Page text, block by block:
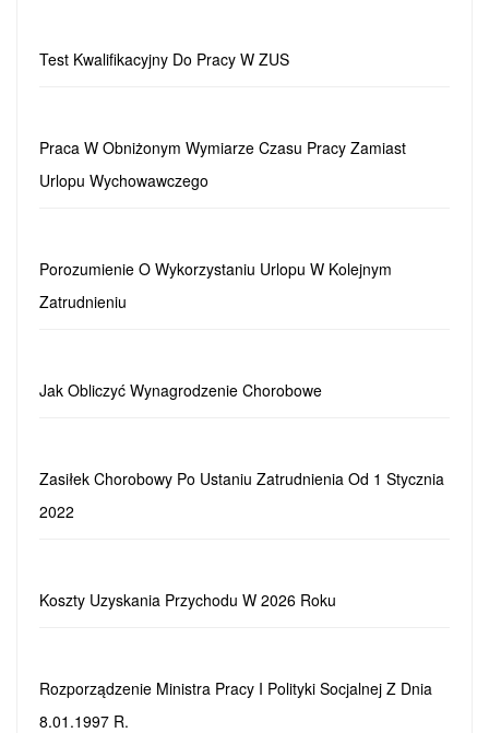
Test Kwalifikacyjny Do Pracy W ZUS
Praca W Obniżonym Wymiarze Czasu Pracy Zamiast
Urlopu Wychowawczego
Porozumienie O Wykorzystaniu Urlopu W Kolejnym
Zatrudnieniu
Jak Obliczyć Wynagrodzenie Chorobowe
Zasiłek Chorobowy Po Ustaniu Zatrudnienia Od 1 Stycznia
2022
Koszty Uzyskania Przychodu W 2026 Roku
Rozporządzenie Ministra Pracy I Polityki Socjalnej Z Dnia
8.01.1997 R.